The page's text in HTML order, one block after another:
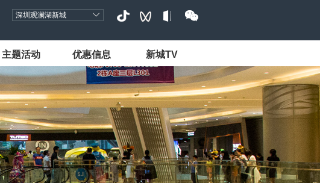
深圳观澜湖新城
主题活动 优惠信息 新城TV